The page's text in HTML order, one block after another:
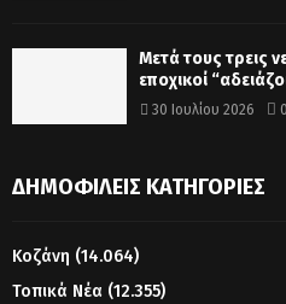
Μετά τους τρεις
εποχικοί
30 Ιουλίου 2026 0
ΔΗΜΟΦΙΛΕΊΣ ΚΑΤΗΓΟΡΊΕΣ
Κοζάνη (14.064)
Τοπικά Νέα (12.355)